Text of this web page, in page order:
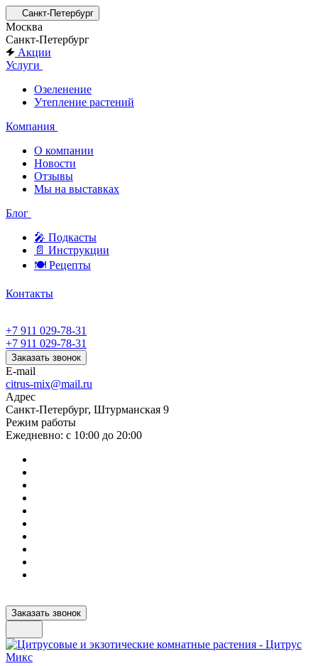
Санкт-Петербург
Москва
Санкт-Петербург
Акции
Услуги
Озеленение
Утепление растений
Компания
О компании
Новости
Отзывы
Мы на выставках
Блог
🎤︎︎ Подкасты
📄 Инструкции
🍽 Рецепты
Контакты
+7 911 029-78-31
+7 911 029-78-31
Заказать звонок
E-mail
citrus-mix@mail.ru
Адрес
Санкт-Петербург, Штурманская 9
Режим работы
Ежедневно: с 10:00 до 20:00
Заказать звонок